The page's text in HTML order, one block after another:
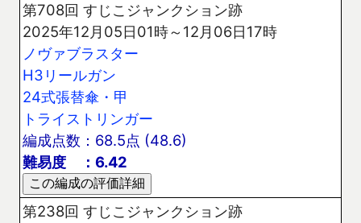
第708回 すじこジャンクション跡
2025年12月05日01時～12月06日17時
ノヴァブラスター
H3リールガン
24式張替傘・甲
トライストリンガー
編成点数：68.5点 (48.6)
難易度 ：6.42
第238回 すじこジャンクション跡